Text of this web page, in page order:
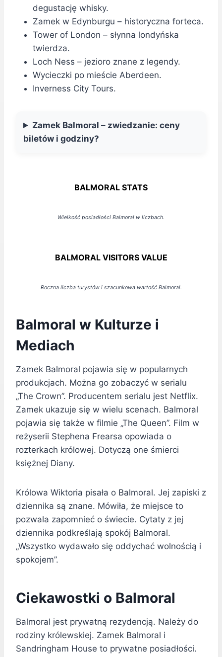
degustację whisky.
Zamek w Edynburgu – historyczna forteca.
Tower of London – słynna londyńska
twierdza.
Loch Ness – jezioro znane z legendy.
Wycieczki po mieście Aberdeen.
Inverness City Tours.
Zamek Balmoral – zwiedzanie: ceny
biletów i godziny?
BALMORAL STATS
Wielkość posiadłości Balmoral w liczbach.
BALMORAL VISITORS VALUE
Roczna liczba turystów i szacunkowa wartość Balmoral.
Balmoral w Kulturze i
Mediach
Zamek Balmoral pojawia się w popularnych
produkcjach. Można go zobaczyć w serialu
„The Crown”. Producentem serialu jest Netflix.
Zamek ukazuje się w wielu scenach. Balmoral
pojawia się także w filmie „The Queen”. Film w
reżyserii Stephena Frearsa opowiada o
rozterkach królowej. Dotyczą one śmierci
księżnej Diany.
Królowa Wiktoria pisała o Balmoral. Jej zapiski z
dziennika są znane. Mówiła, że miejsce to
pozwala zapomnieć o świecie. Cytaty z jej
dziennika podkreślają spokój Balmoral.
„Wszystko wydawało się oddychać wolnością i
spokojem”.
Ciekawostki o Balmoral
Balmoral jest prywatną rezydencją. Należy do
rodziny królewskiej. Zamek Balmoral i
Sandringham House to prywatne posiadłości.